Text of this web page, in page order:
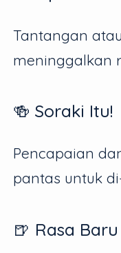
Tantangan
meninggalkan
🍻 Soraki Itu!
Pencapaian
pantas untuk
🍺 Rasa